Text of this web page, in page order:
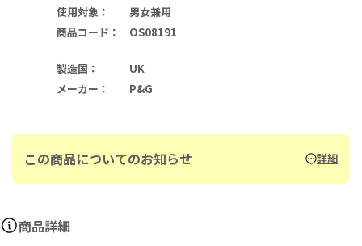
使用対象 ：
男女兼用
商品コード ： OS08191
製造国 ：
UK
メーカー ： P&G
この商品についてのお知らせ 詳細
商品詳細